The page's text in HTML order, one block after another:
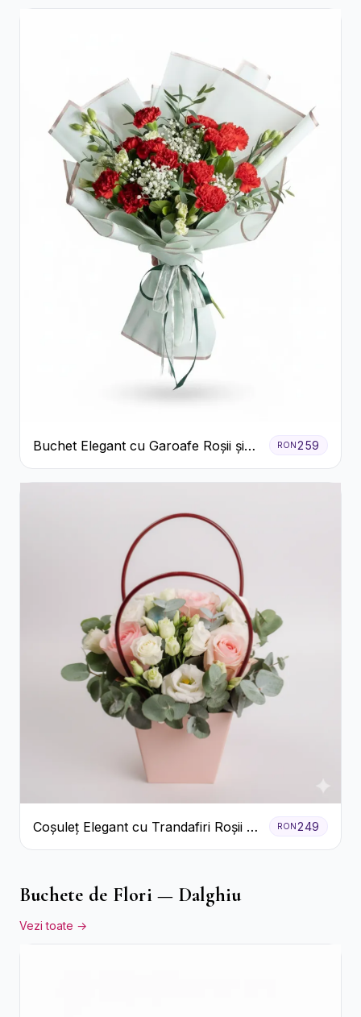
Buchet Elegant cu Garoafe Roșii și
Floarea Miresei
RON259
Coșuleț Elegant cu Trandafiri Roșii și
Lisianthus Alb
RON249
Buchete de Flori — Dalghiu
Vezi toate →